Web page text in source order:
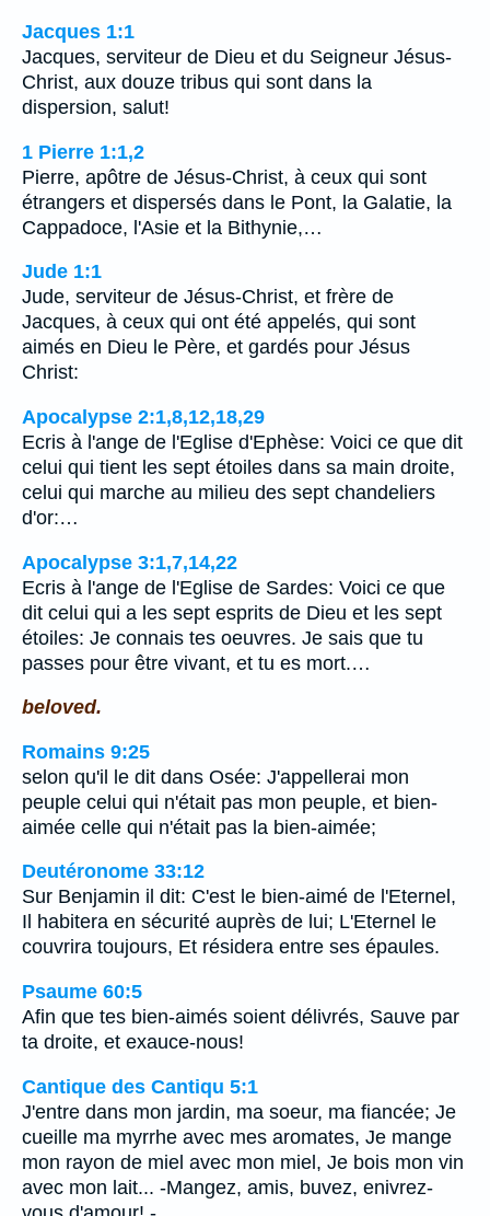
Jacques 1:1
Jacques, serviteur de Dieu et du Seigneur Jésus-
Christ, aux douze tribus qui sont dans la
dispersion, salut!
1 Pierre 1:1,2
Pierre, apôtre de Jésus-Christ, à ceux qui sont
étrangers et dispersés dans le Pont, la Galatie, la
Cappadoce, l'Asie et la Bithynie,…
Jude 1:1
Jude, serviteur de Jésus-Christ, et frère de
Jacques, à ceux qui ont été appelés, qui sont
aimés en Dieu le Père, et gardés pour Jésus
Christ:
Apocalypse 2:1,8,12,18,29
Ecris à l'ange de l'Eglise d'Ephèse: Voici ce que dit
celui qui tient les sept étoiles dans sa main droite,
celui qui marche au milieu des sept chandeliers
d'or:…
Apocalypse 3:1,7,14,22
Ecris à l'ange de l'Eglise de Sardes: Voici ce que
dit celui qui a les sept esprits de Dieu et les sept
étoiles: Je connais tes oeuvres. Je sais que tu
passes pour être vivant, et tu es mort.…
beloved.
Romains 9:25
selon qu'il le dit dans Osée: J'appellerai mon
peuple celui qui n'était pas mon peuple, et bien-
aimée celle qui n'était pas la bien-aimée;
Deutéronome 33:12
Sur Benjamin il dit: C'est le bien-aimé de l'Eternel,
Il habitera en sécurité auprès de lui; L'Eternel le
couvrira toujours, Et résidera entre ses épaules.
Psaume 60:5
Afin que tes bien-aimés soient délivrés, Sauve par
ta droite, et exauce-nous!
Cantique des Cantiqu 5:1
J'entre dans mon jardin, ma soeur, ma fiancée; Je
cueille ma myrrhe avec mes aromates, Je mange
mon rayon de miel avec mon miel, Je bois mon vin
avec mon lait... -Mangez, amis, buvez, enivrez-